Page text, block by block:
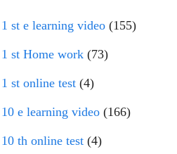
1 st e learning video(155)
1 st Home work(73)
1 st online test(4)
10 e learning video(166)
10 th online test(4)